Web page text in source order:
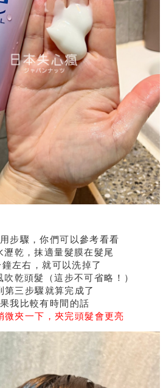
步驟，你們可以參考看看
瀝乾，抹適量髮膜在髮尾
左右，就可以洗掉了
乾頭髮（這步不可省略！）
第三步驟就算完成了
我比較有時間的話
微夾一下，夾完頭髮會更亮